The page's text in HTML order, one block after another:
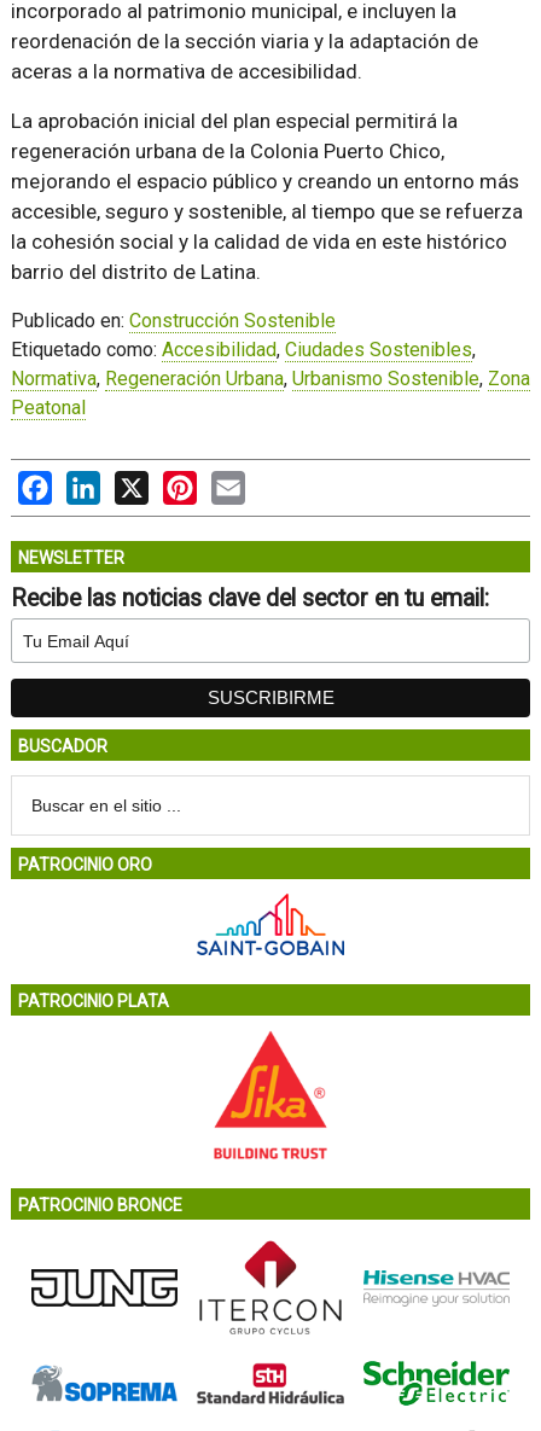
incorporado al patrimonio municipal, e incluyen la
reordenación de la sección viaria y la adaptación de
aceras a la normativa de accesibilidad.
La aprobación inicial del plan especial permitirá la
regeneración urbana de la Colonia Puerto Chico,
mejorando el espacio público y creando un entorno más
accesible, seguro y sostenible, al tiempo que se refuerza
la cohesión social y la calidad de vida en este histórico
barrio del distrito de Latina.
Publicado en: Construcción Sostenible
Etiquetado como: Accesibilidad, Ciudades Sostenibles,
Normativa, Regeneración Urbana, Urbanismo Sostenible, Zona
Peatonal
FacebookLinkedIn
X PinterestEmail
NEWSLETTER
Recibe las noticias clave del sector en tu email:
BUSCADOR
PATROCINIO ORO
PATROCINIO PLATA
PATROCINIO BRONCE